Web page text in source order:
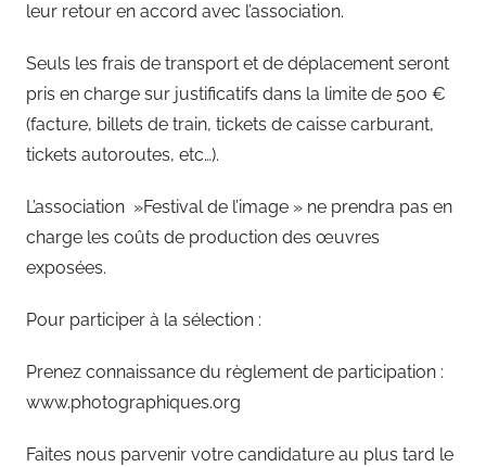
leur retour en accord avec l’association.
Seuls les frais de transport et de déplacement seront
pris en charge sur justificatifs dans la limite de 500 €
(facture, billets de train, tickets de caisse carburant,
tickets autoroutes, etc…).
L’association »Festival de l’image » ne prendra pas en
charge les coûts de production des œuvres
exposées.
Pour participer à la sélection :
Prenez connaissance du règlement de participation :
www.photographiques.org
Faites nous parvenir votre candidature au plus tard le